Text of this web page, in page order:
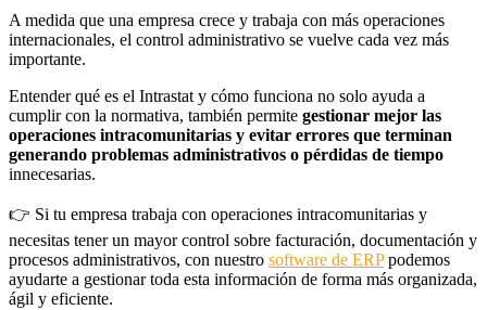
A medida que una empresa crece y trabaja con más operaciones
internacionales, el control administrativo se vuelve cada vez más
importante.
Entender qué es el Intrastat y cómo funciona no solo ayuda a
cumplir con la normativa, también permite gestionar mejor las
operaciones intracomunitarias y evitar errores que terminan
generando problemas administrativos o pérdidas de tiempo
innecesarias.
👉 Si tu empresa trabaja con operaciones intracomunitarias y
necesitas tener un mayor control sobre facturación, documentación y
procesos administrativos, con nuestro software de ERPpodemos
ayudarte a gestionar toda esta información de forma más organizada,
ágil y eficiente.